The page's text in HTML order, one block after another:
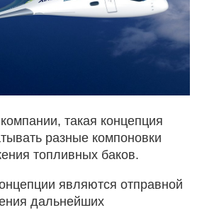
такая концепция
разные компоновки
топливных баков.
являются отправной
дальнейших